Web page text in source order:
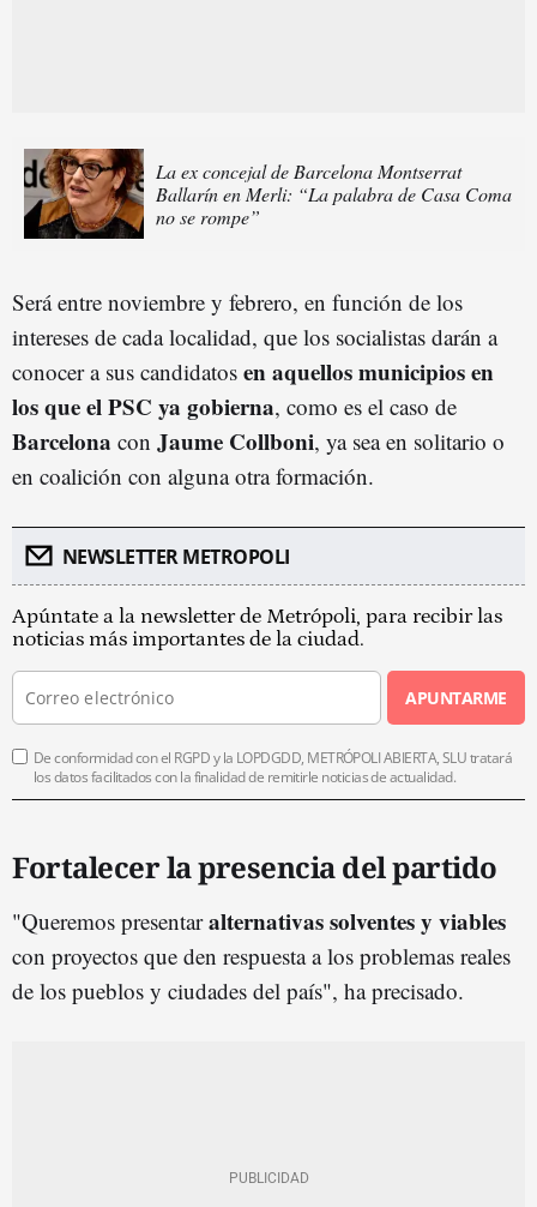
La ex concejal de Barcelona Montserrat
Ballarín en Merli: “La palabra de Casa Coma
no se rompe”
Será entre noviembre y febrero, en función de los
intereses de cada localidad, que los socialistas darán a
conocer a sus candidatos enaquellos municipios en
los que el PSC ya gobierna, como es el caso de
Barcelona con Jaume Collboni, ya sea en solitario o
en coalición con alguna otra formación.
NEWSLETTER METROPOLI
Apúntate a la newsletter de Metrópoli, para recibir las
noticias más importantes de la ciudad.
APUNTARME
De conformidad con el RGPD y la LOPDGDD, METRÓPOLI ABIERTA, SLU tratará
los datos facilitados con la finalidad de remitirle noticias de actualidad.
Fortalecer la presencia del partido
"Queremos presentaralternativas solventes y viables
con proyectos que den respuesta a los problemas reales
de los pueblos y ciudades del país", ha precisado.